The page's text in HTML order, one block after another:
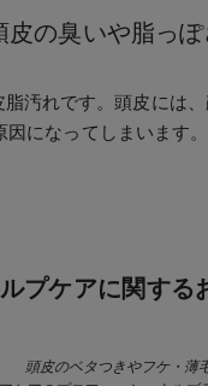
の臭いや脂っぽ
汚れです。頭皮には
になってしまいます
プケアに関す
頭皮のベタつきやフケ・薄